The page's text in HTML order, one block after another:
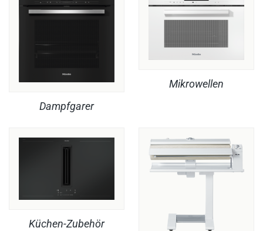
Dampfgarer
Mikrowellen
Küchen-Zubehör